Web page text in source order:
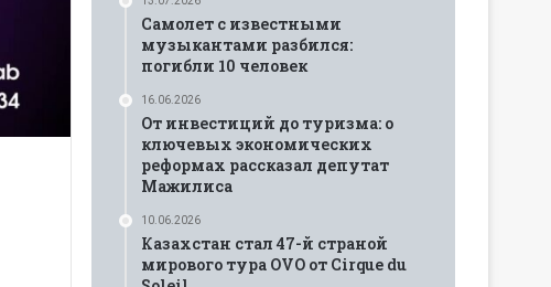
Самолет с известными
музыкантами разбился:
погибли 10 человек
16.06.2026
От инвестиций до туризма: о
ключевых экономических
реформах рассказал депутат
Мажилиса
10.06.2026
Казахстан стал 47-й страной
мирового тура OVO от Cirque du